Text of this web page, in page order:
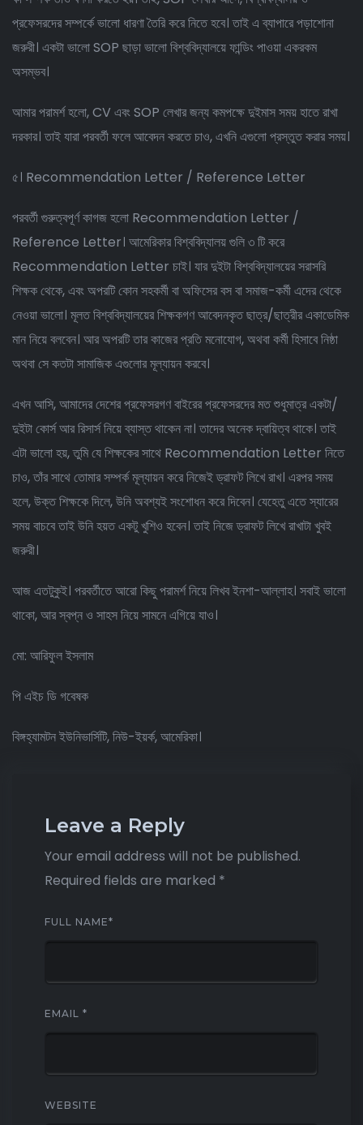
প্রফেসরদের সম্পর্কে ভালো ধারণা তৈরি করে নিতে হবে। তাই এ ব্যাপারে পড়াশোনা
জরুরী। একটা ভালো SOP ছাড়া ভালো বিশ্ববিদ্যালয়ে ফান্ডিং পাওয়া একরকম
অসম্ভব।
আমার পরামর্শ হলো, CV এবং SOP লেখার জন্য কমপক্ষে দুইমাস সময় হাতে রাখা
দরকার। তাই যারা পরবর্তী ফলে আবেদন করতে চাও, এখনি এগুলো প্রস্তুত করার সময়।
৫। Recommendation Letter / Reference Letter
পরবর্তী গুরুত্বপূর্ণ কাগজ হলো Recommendation Letter /
Reference Letter। আমেরিকার বিশ্ববিদ্যালয় গুলি ৩ টি করে
Recommendation Letter চাই। যার দুইটা বিশ্ববিদ্যালয়ের সরাসরি
শিক্ষক থেকে, এবং অপরটি কোন সহকর্মী বা অফিসের বস বা সমাজ-কর্মী এদের থেকে
নেওয়া ভালো। মূলত বিশ্ববিদ্যালয়ের শিক্ষকগণ আবেদনকৃত ছাত্র/ছাত্রীর একাডেমিক
মান নিয়ে বলবেন। আর অপরটি তার কাজের প্রতি মনোযোগ, অথবা কর্মী হিসাবে নিষ্ঠা
অথবা সে কতটা সামাজিক এগুলোর মূল্যায়ন করবে।
এখন আসি, আমাদের দেশের প্রফেসরগণ বাইরের প্রফেসরদের মত শুধুমাত্র একটা/
দুইটা কোর্স আর রিসার্স নিয়ে ব্যাস্ত থাকেন না। তাদের অনেক দ্বায়িত্ব থাকে। তাই
এটা ভালো হয়, তুমি যে শিক্ষকের সাথে Recommendation Letter নিতে
চাও, তাঁর সাথে তোমার সম্পর্ক মূল্যায়ন করে নিজেই ড্রাফট লিখে রাখ। এরপর সময়
হলে, উক্ত শিক্ষকে দিলে, উনি অবশ্যই সংশোধন করে দিবেন। যেহেতু এতে স্যারের
সময় বাচবে তাই উনি হয়ত একটু খুশিও হবেন। তাই নিজে ড্রাফট লিখে রাখাটা খুবই
জরুরী।
আজ এতটুকুই। পরবর্তীতে আরো কিছু পরামর্শ নিয়ে লিখব ইনশা-আল্লাহ। সবাই ভালো
থাকো, আর স্বপ্ন ও সাহস নিয়ে সামনে এগিয়ে যাও।
মো: আরিফুল ইসলাম
পি এইচ ডি গবেষক
বিঙ্গহ্যামটন ইউনিভার্সিটি, নিউ-ইয়র্ক, আমেরিকা।
Leave a Reply
Your email address will not be published.
Required fields are marked *
FULL NAME*
EMAIL *
WEBSITE